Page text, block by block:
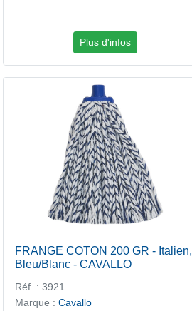
Plus d'infos
FRANGE COTON 200 GR - Italien,
Bleu/Blanc - CAVALLO
Réf. : 3921
Marque : Cavallo